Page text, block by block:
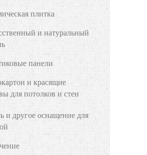
плитка
и натуральный
панели
и красящие
для потолков и стен
и другое оснащение для